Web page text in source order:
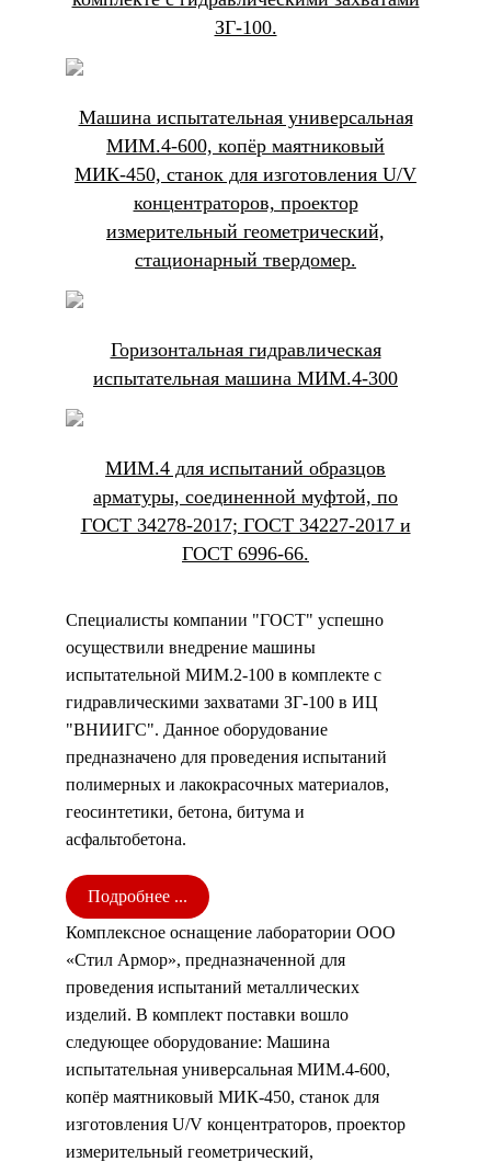
ЗГ-100.
Машина испытательная универсальная
МИМ.4-600, копёр маятниковый
МИК-450, станок для изготовления U/V
концентраторов, проектор
измерительный геометрический,
стационарный твердомер.
Горизонтальная гидравлическая
испытательная машина МИМ.4-300
МИМ.4 для испытаний образцов
арматуры, соединенной муфтой, по
ГОСТ 34278-2017; ГОСТ 34227-2017 и
ГОСТ 6996-66.
Специалисты компании "ГОСТ" успешно
осуществили внедрение машины
испытательной МИМ.2-100 в комплекте с
гидравлическими захватами ЗГ-100 в ИЦ
"ВНИИГС". Данное оборудование
предназначено для проведения испытаний
полимерных и лакокрасочных материалов,
геосинтетики, бетона, битума и
асфальтобетона.
Подробнее ...
Комплексное оснащение лаборатории ООО
«Стил Армор», предназначенной для
проведения испытаний металлических
изделий. В комплект поставки вошло
следующее оборудование: Машина
испытательная универсальная МИМ.4-600,
копёр маятниковый МИК-450, станок для
изготовления U/V концентраторов, проектор
измерительный геометрический,